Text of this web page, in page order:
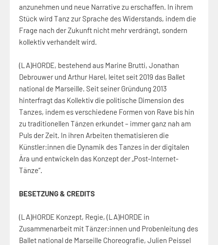
anzunehmen und neue Narrative zu erschaffen. In ihrem
Stück wird Tanz zur Sprache des Widerstands, indem die
Frage nach der Zukunft nicht mehr verdrängt, sondern
kollektiv verhandelt wird.
(LA)HORDE, bestehend aus Marine Brutti, Jonathan
Debrouwer und Arthur Harel, leitet seit 2019 das Ballet
national de Marseille. Seit seiner Gründung 2013
hinterfragt das Kollektiv die politische Dimension des
Tanzes, indem es verschiedene Formen von Rave bis hin
zu traditionellen Tänzen erkundet – immer ganz nah am
Puls der Zeit. In ihren Arbeiten thematisieren die
Künstler:innen die Dynamik des Tanzes in der digitalen
Ära und entwickeln das Konzept der „Post-Internet-
Tänze“.
BESETZUNG & CREDITS
(LA)HORDE Konzept, Regie, (LA)HORDE in
Zusammenarbeit mit Tänzer:innen und Probenleitung des
Ballet national de Marseille Choreografie, Julien Peissel